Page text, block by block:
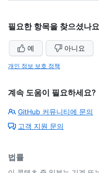
필요한 항목을 찾으셨나
예 아니요
개인 정보 보호 정책
계속 도움이 필요하세요?
GitHub 커뮤니티에 문의
고객 지원 문의
법률